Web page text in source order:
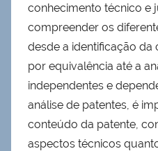
conhecimento técnico e
compreender os
desde a identificação
por equivalência até a
independentes e
análise de patentes, é
conteúdo da patente,
aspectos técnicos